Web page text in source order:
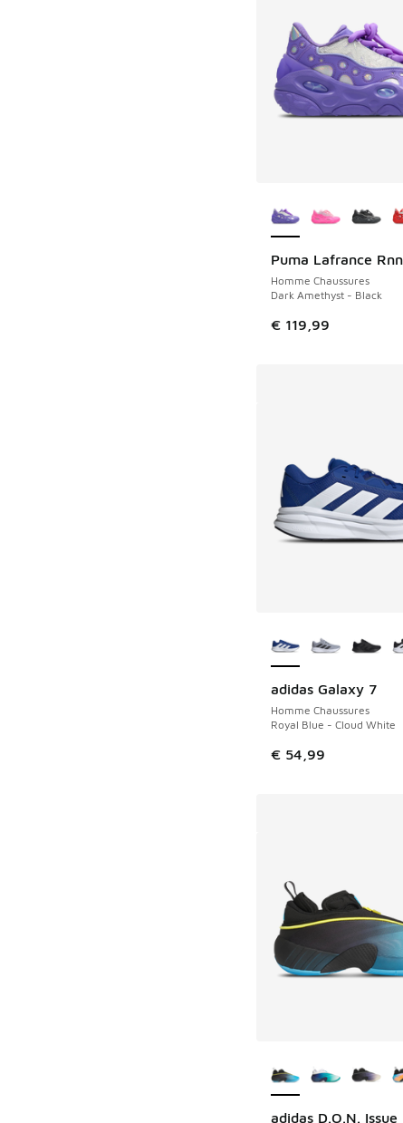
Puma Lafrance
Homme Chaussures
Dark Amethyst - Black
€ 119,99
adidas Galaxy 7
Homme Chaussures
Royal Blue - Cloud White
€ 54,99
adidas D.O.N. Issue